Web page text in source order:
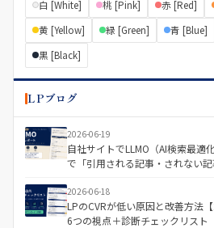
白 [White] 桃 [Pink] 赤 [Red]
黄 [Yellow]
緑 [Green] 青 [Blue]
黒 [Black]
LPブログ
2026-06-19
自社サイトでLLMO（AI検索最適
で「引用される記事・されない
2026-06-18
LPのCVRが低い原因と改善方法
6つの視点＋診断チェックリスト